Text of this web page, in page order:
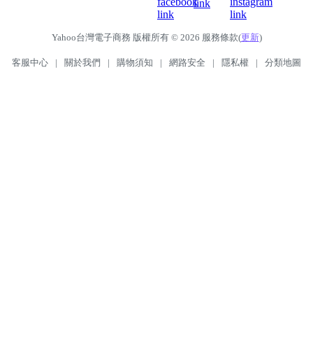
Yahoo台灣電子商務 版權所有 © 2026 服務條款(更新)
客服中心 | 關於我們 | 購物須知 | 網路安全 | 隱私權 | 分類地圖